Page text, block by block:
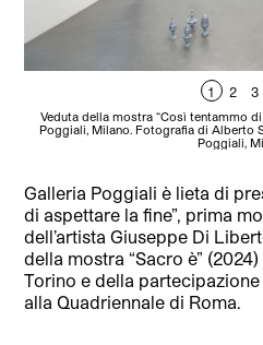
1 2 3
Veduta della mostra “Così tentammo
Poggiali, Milano. Fotografia di Alberto
Poggiali,
Galleria Poggiali è lieta di
di aspettare la fine”, prima
dell’artista Giuseppe Di
della mostra “Sacro è”
Torino e della
alla Quadriennale di Roma.